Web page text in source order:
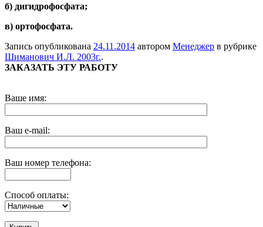
б) дигидрофосфата;
в) ортофосфата.
Запись опубликована 24.11.2014 автором Менеджер в рубрике
Шиманович И.Л. 2003г..
ЗАКАЗАТЬ ЭТУ РАБОТУ
Ваше имя:
Ваш e-mail:
Ваш номер телефона:
Способ оплаты: